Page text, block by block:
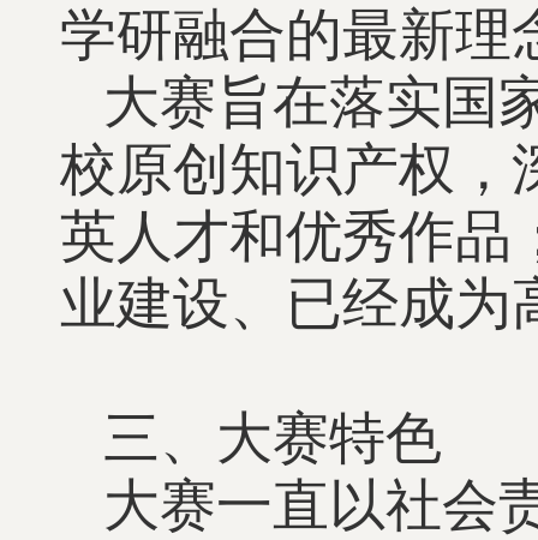
学研融合的最新理
大赛旨在落实国
校原创知识产权，
英人才和优秀作品
业建设、已经成为
三、大赛特色
大赛一直以社会